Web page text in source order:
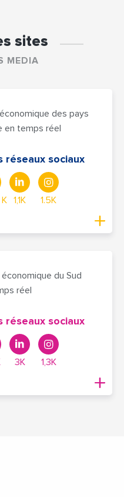
sites
MEDIA
des pays
en temps réel
réseaux sociaux
1,1K 1.5K
du Sud
réel
réseaux sociaux
3K 1,3K